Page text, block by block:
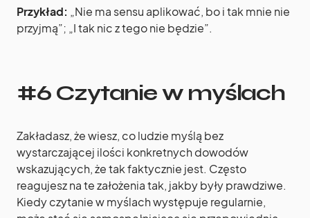
Przykład: „Nie ma sensu aplikować, bo i tak mnie nie
przyjmą”; „I tak nic z tego nie będzie”.
#6 Czytanie w myślach
Zakładasz, że wiesz, co ludzie myślą bez
wystarczającej ilości konkretnych dowodów
wskazujących, że tak faktycznie jest. Często
reagujesz na te założenia tak, jakby były prawdziwe.
Kiedy czytanie w myślach występuje regularnie,